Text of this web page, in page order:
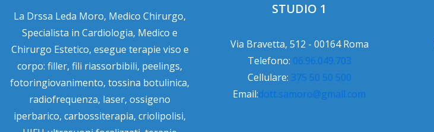
La Drssa Leda Moro, Medico Chirurgo,
Specialista in Cardiologia, Medico e
Chirurgo Estetico, esegue terapie viso e
corpo: filler, fili riassorbibili, peelings,
fotoringiovanimento, tossina botulinica,
radiofrequenza, laser, ossigeno
iperbarico, carbossiterapia, criolipolisi,
STUDIO 1
Via Bravetta, 512 - 00164 Roma
Telefono: 06.96.049.703
Cellulare: 375 50 50 500
Email:dott.samoro@gmail.com